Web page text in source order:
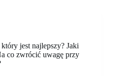
jest najlepszy? Jaki
co zwrócić uwagę przy